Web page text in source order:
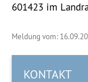
601423 im
Meldung vom:
KONTAKT